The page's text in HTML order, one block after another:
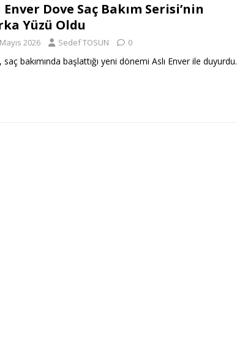
Enver Dove Saç Bakım Serisi’nin
Yüzü Oldu
2026 Sedef TOSUN 0
bakımında başlattığı yeni dönemi Aslı Enver ile duyurdu.